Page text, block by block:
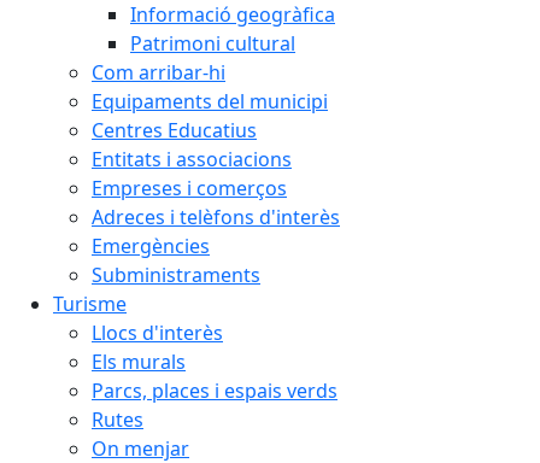
Informació geogràfica
Patrimoni cultural
Com arribar-hi
Equipaments del municipi
Centres Educatius
Entitats i associacions
Empreses i comerços
Adreces i telèfons d'interès
Emergències
Subministraments
Turisme
Llocs d'interès
Els murals
Parcs, places i espais verds
Rutes
On menjar